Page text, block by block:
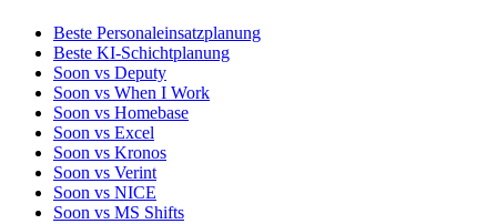
Beste Personaleinsatzplanung
Beste KI-Schichtplanung
Soon vs Deputy
Soon vs When I Work
Soon vs Homebase
Soon vs Excel
Soon vs Kronos
Soon vs Verint
Soon vs NICE
Soon vs MS Shifts